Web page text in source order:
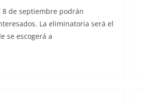
8 de septiembre podrán
La eliminatoria será el
se escogerá a